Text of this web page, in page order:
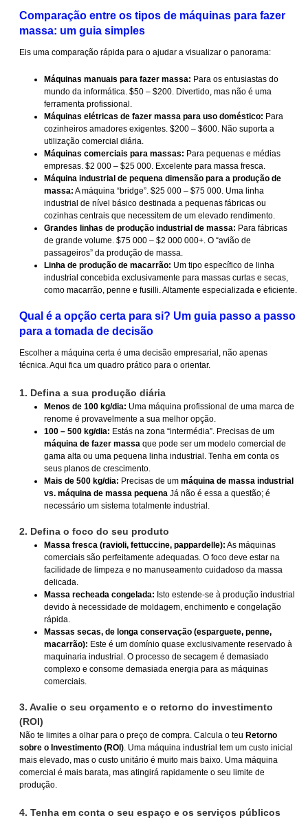
Comparação entre os tipos de máquinas para fazer
massa: um guia simples
Eis uma comparação rápida para o ajudar a visualizar o panorama:
Máquinas manuais para fazer massa: Para os entusiastas do
mundo da informática. $50 – $200. Divertido, mas não é uma
ferramenta profissional.
Máquinas elétricas de fazer massa para uso doméstico: Para
cozinheiros amadores exigentes. $200 – $600. Não suporta a
utilização comercial diária.
Máquinas comerciais para massas: Para pequenas e médias
empresas. $2 000 – $25 000. Excelente para massa fresca.
Máquina industrial de pequena dimensão para a produção de
massa: A máquina “bridge”. $25 000 – $75 000. Uma linha
industrial de nível básico destinada a pequenas fábricas ou
cozinhas centrais que necessitem de um elevado rendimento.
Grandes linhas de produção industrial de massa: Para fábricas
de grande volume. $75 000 – $2 000 000+. O “avião de
passageiros” da produção de massa.
Linha de produção de macarrão: Um tipo específico de linha
industrial concebida exclusivamente para massas curtas e secas,
como macarrão, penne e fusilli. Altamente especializada e eficiente.
Qual é a opção certa para si? Um guia passo a passo
para a tomada de decisão
Escolher a máquina certa é uma decisão empresarial, não apenas
técnica. Aqui fica um quadro prático para o orientar.
1. Defina a sua produção diária
Menos de 100 kg/dia: Uma máquina profissional de uma marca de
renome é provavelmente a sua melhor opção.
100 – 500 kg/dia: Estás na zona “intermédia”. Precisas de um
máquina de fazer massaque pode ser um modelo comercial de
gama alta ou uma pequena linha industrial. Tenha em conta os
seus planos de crescimento.
Mais de 500 kg/dia: Precisas de um máquina de massa industrial
vs. máquina de massa pequenaJá não é essa a questão; é
necessário um sistema totalmente industrial.
2. Defina o foco do seu produto
Massa fresca (ravioli, fettuccine, pappardelle): As máquinas
comerciais são perfeitamente adequadas. O foco deve estar na
facilidade de limpeza e no manuseamento cuidadoso da massa
delicada.
Massa recheada congelada: Isto estende-se à produção industrial
devido à necessidade de moldagem, enchimento e congelação
rápida.
Massas secas, de longa conservação (esparguete, penne,
macarrão): Este é um domínio quase exclusivamente reservado à
maquinaria industrial. O processo de secagem é demasiado
complexo e consome demasiada energia para as máquinas
comerciais.
3. Avalie o seu orçamento e o retorno do investimento
(ROI)
Não te limites a olhar para o preço de compra. Calcula o teu Retorno
sobre o Investimento (ROI). Uma máquina industrial tem um custo inicial
mais elevado, mas o custo unitário é muito mais baixo. Uma máquina
comercial é mais barata, mas atingirá rapidamente o seu limite de
produção.
4. Tenha em conta o seu espaço e os serviços públicos